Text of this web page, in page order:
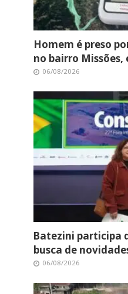
Homem é preso
no bairro Missões,
06/08/2026
Batezini participa
busca de
06/08/2026